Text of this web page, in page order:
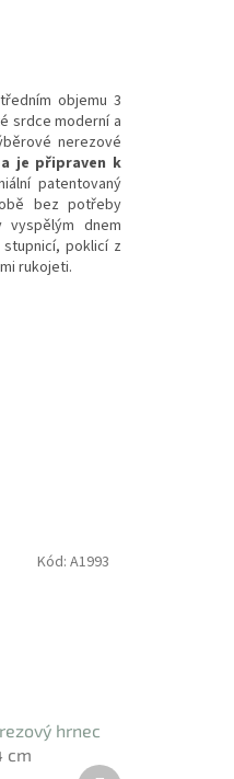
objemu 3
srdce moderní a
nerezové
je připraven k
patentovaný
bez potřeby
vyspělým dnem
poklicí z
rukojeti.
hrnec
cm
Kód: A1993
Další